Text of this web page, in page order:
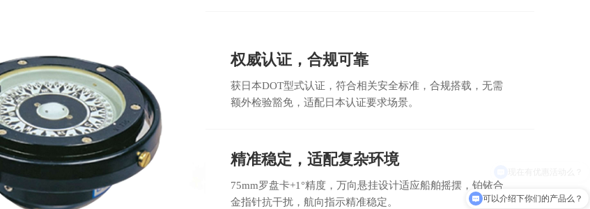
权威认证，合规可靠
获日本DOT型式认证，符合相关安全标准，合规搭载，无需
额外检验豁免，适配日本认证要求场景。
精准稳定，适配复杂环境
75mm罗盘卡+1°精度，万向悬挂设计适应船舶摇摆，铂铱合
金指针抗干扰，航向指示精准稳定。
可以介绍下你们的产品么？